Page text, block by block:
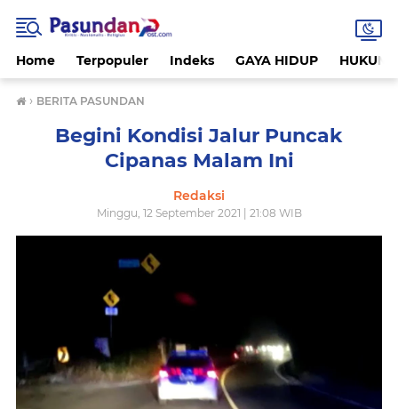
Home Terpopuler Indeks GAYA HIDUP HUKUM
› BERITA PASUNDAN
Begini Kondisi Jalur Puncak
Cipanas Malam Ini
Redaksi
Minggu, 12 September 2021 | 21:08 WIB